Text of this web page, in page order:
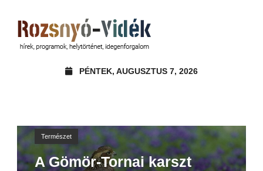
PÉNTEK, AUGUSZTUS 7, 2026
Természet
A Gömör-Tornai karszt